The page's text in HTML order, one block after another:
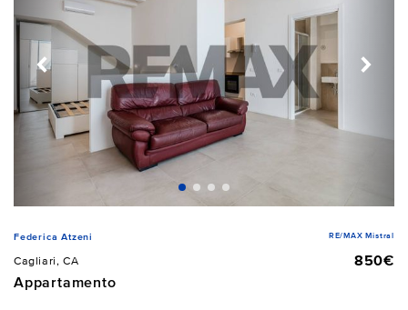
Federica Atzeni RE/MAX Mistral
Cagliari, CA
850€
Appartamento